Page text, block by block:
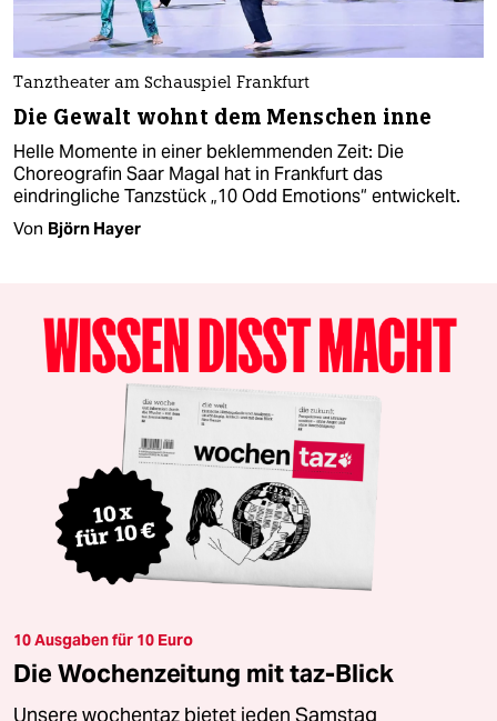
Tanztheater am Schauspiel Frankfurt
Die Gewalt wohnt dem Menschen inne
Helle Momente in einer beklemmenden Zeit: Die
Choreografin Saar Magal hat in Frankfurt das
eindringliche Tanzstück „10 Odd Emotions“ entwickelt.
Von Björn Hayer
10 Ausgaben für 10 Euro
Die Wochenzeitung mit taz-Blick
Unsere wochentaz bietet jeden Samstag